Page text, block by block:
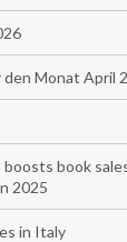
Monat April
book
2025
in Italy